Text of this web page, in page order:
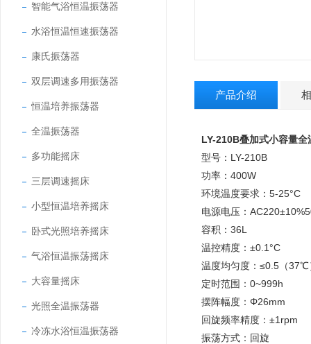
智能气浴恒温振荡器
水浴恒温恒速振荡器
康氏振荡器
双层调速多用振荡器
恒温培养振荡器
全温振荡器
多功能摇床
三层调速摇床
小型恒温培养摇床
卧式光照培养摇床
气浴恒温振荡摇床
大容量摇床
光照全温振荡器
冷冻水浴恒温振荡器
产品介绍
LY-210B叠加式小容量全
型号：LY-210B
功率：400W
环境温度要求：5-25°C
电源电压：
容积：36L
温控精度： ±0.1 °C
温度均匀度： ≤0.5（37℃
定时范围： 0~999h
摆阵幅度： Φ26mm
回旋频率精度： ±1rpm
振荡方式：回旋